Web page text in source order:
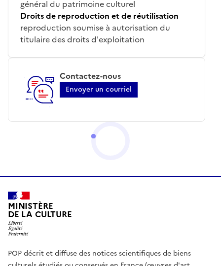
général du patrimoine culturel
Droits de reproduction et de réutilisation
reproduction soumise à autorisation du
titulaire des droits d'exploitation
Contactez-nous
Envoyer un courriel
MINISTÈRE
DE LA CULTURE
POP décrit et diffuse des notices scientifiques de biens